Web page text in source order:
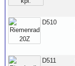
D510
D511